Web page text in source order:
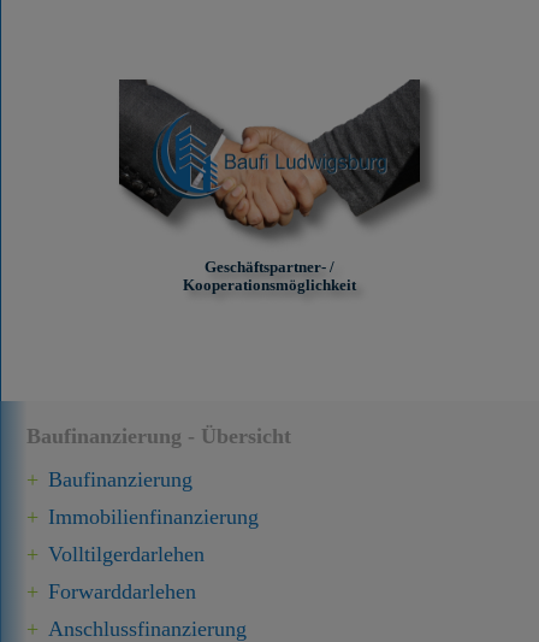
Baufinanzierung - Übersicht
Baufinanzierung
Immobilien­finanzierung
Volltilgerdarlehen
Forward­darlehen
Anschluss­finanzierung
Geschäftspartner- /
Kooperationsmöglichkeit